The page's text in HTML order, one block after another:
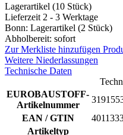
Lagerartikel (10 Stück)
Lieferzeit 2 - 3 Werktage
Bonn: Lagerartikel (2 Stück)
Abholbereit: sofort
Zur Merkliste hinzufügen
Weitere Niederlassungen
Technische Daten
EUROBAUSTOFF-
Artikelnummer
EAN / GTIN
Artikeltyp